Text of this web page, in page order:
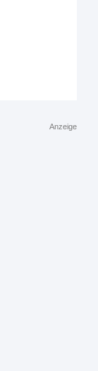
Anzeige